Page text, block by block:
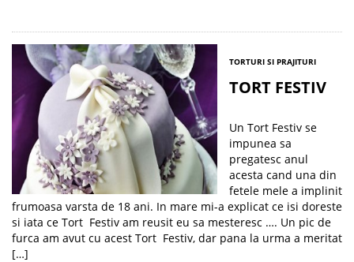
TORTURI SI PRAJITURI
TORT FESTIV
Un Tort Festiv se
impunea sa
pregatesc anul
acesta cand una din
fetele mele a implinit
frumoasa varsta de 18 ani. In mare mi-a explicat ce isi doreste
si iata ce Tort Festiv am reusit eu sa mesteresc …. Un pic de
furca am avut cu acest Tort Festiv, dar pana la urma a meritat
[…]